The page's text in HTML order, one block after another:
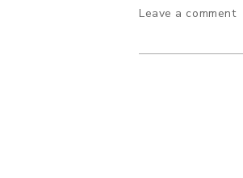
Leave a comment